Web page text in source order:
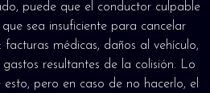
puede que el conductor culpable
sea insuficiente para cancelar
médicas, daños al vehículo,
resultantes de la colisión. Lo
pero en caso de no hacerlo, el